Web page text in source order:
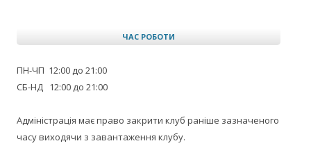
ЧАС РОБОТИ
ПН-ЧП 12:00 до 21:00
СБ-НД 12:00 до 21:00
Адміністрація має право закрити клуб раніше зазначеного
часу виходячи з завантаження клубу.